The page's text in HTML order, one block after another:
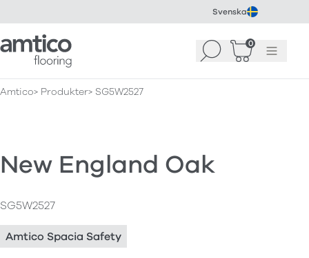
Svenska
Amtico Flooring Sök 0
Korg 0)Meny
Amtico Produkter SG5W2527
New England Oak
SG5W2527
Amtico Spacia Safety